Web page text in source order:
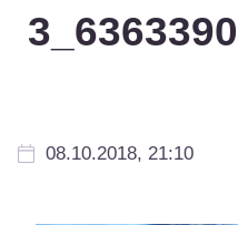
08.10.2018, 21:10